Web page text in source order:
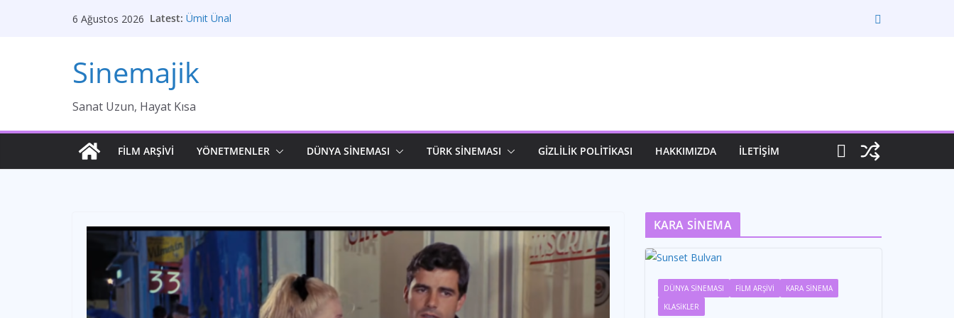
6 Ağustos 2026 Latest: Ümit Ünal
Kırık Bir Aşk Hikayesi
Ümit Efekan
Sinemajik
Sanat Uzun, Hayat Kısa
FİLM ARŞİVİ YÖNETMENLER DÜNYA SİNEMASI TÜRK SİNEMASI GİZLİLİK POLİTİKASI HAKKIMIZDA İLETİŞİM
KARA SİNEMA
DÜNYA SİNEMASI FİLM ARŞİVİ
KARA SİNEMA
KLASİKLER